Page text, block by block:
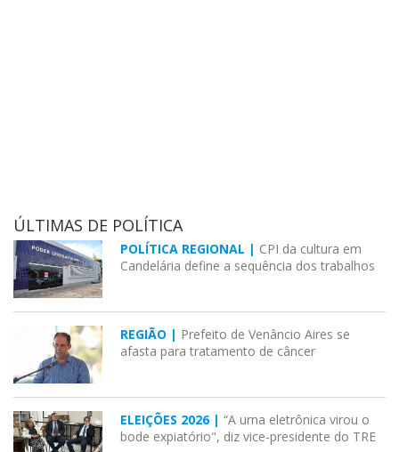
ÚLTIMAS DE POLÍTICA
POLÍTICA REGIONAL | CPI da cultura em
Candelária define a sequência dos trabalhos
REGIÃO | Prefeito de Venâncio Aires se
afasta para tratamento de câncer
ELEIÇÕES 2026 | “A urna eletrônica virou o
bode expiatório", diz vice-presidente do TRE